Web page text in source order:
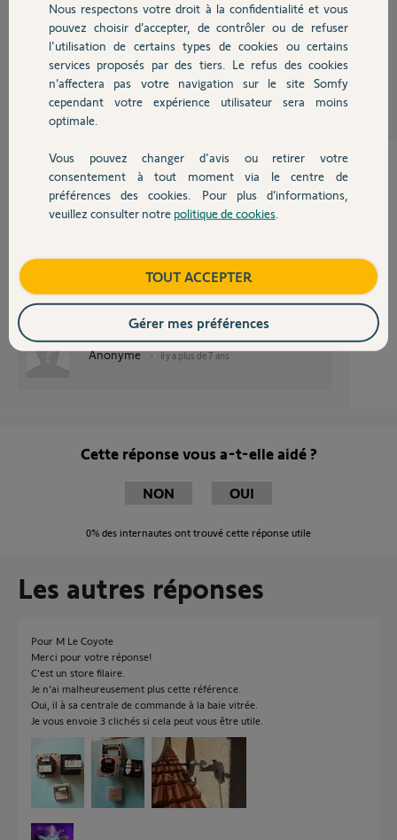
Chauffage
Autres produits
Devis avec un pro
Contact
Belle journée.
il y a plus de 7 ans
Participer au fil de discussion
Bonjour,
Les réf que vous donnez ne nous aident pas.
donnez la réf Somfy de votre ancien Soliris.
Si votre store est filaire, est-il assujetti à un récepteur déporté?
les éléments IB fonctionnent sous logique BUS.
Anonyme il y a plus de 7 ans
Cette réponse vous a-t-elle aidé ?
NON OUI
0% des internautes ont trouvé cette réponse utile
Les autres réponses
Pour M Le Coyote
Merci pour votre réponse!
C'est un store filaire.
Je n'ai malheureusement plus cette référence.
Oui, il à sa centrale de commande à la baie vitrée.
Je vous envoie 3 clichés si cela peut vous être utile.
Nous respectons votre droit à la confidentialité et vous
pouvez choisir d’accepter, de contrôler ou de refuser
l'utilisation de certains types de cookies ou certains
services proposés par des tiers. Le refus des cookies
n’affectera pas votre navigation sur le site Somfy
cependant votre expérience utilisateur sera moins
optimale.
Vous pouvez changer d'avis ou retirer votre
consentement à tout moment via le centre de
préférences des cookies. Pour plus d’informations,
veuillez consulter notre politique de cookies
TOUT ACCEPTER
Gérer mes préférences